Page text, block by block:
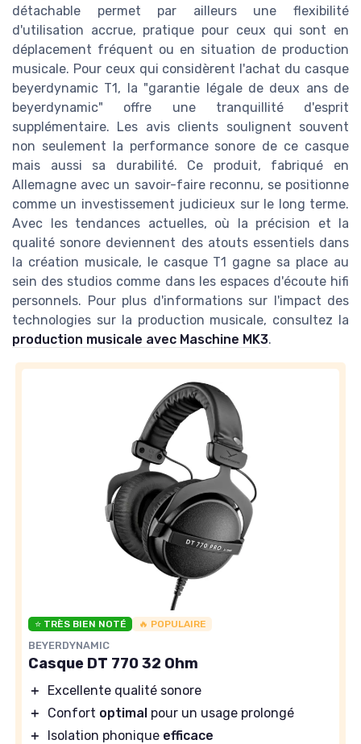
détachable permet par ailleurs une flexibilité
d'utilisation accrue, pratique pour ceux qui sont en
déplacement fréquent ou en situation de production
musicale. Pour ceux qui considèrent l'achat du casque
beyerdynamic T1, la "garantie légale de deux ans de
beyerdynamic" offre une tranquillité d'esprit
supplémentaire. Les avis clients soulignent souvent
non seulement la performance sonore de ce casque
mais aussi sa durabilité. Ce produit, fabriqué en
Allemagne avec un savoir-faire reconnu, se positionne
comme un investissement judicieux sur le long terme.
Avec les tendances actuelles, où la précision et la
qualité sonore deviennent des atouts essentiels dans
la création musicale, le casque T1 gagne sa place au
sein des studios comme dans les espaces d'écoute hifi
personnels. Pour plus d'informations sur l'impact des
technologies sur la production musicale, consultez la
production musicale avec Maschine MK3.
⭐ TRÈS BIEN NOTÉ 🔥 POPULAIRE
BEYERDYNAMIC
Casque DT 770 32 Ohm
＋
Excellente qualité sonore
＋
Confort optimal pour un usage prolongé
＋
Isolation phonique efficace